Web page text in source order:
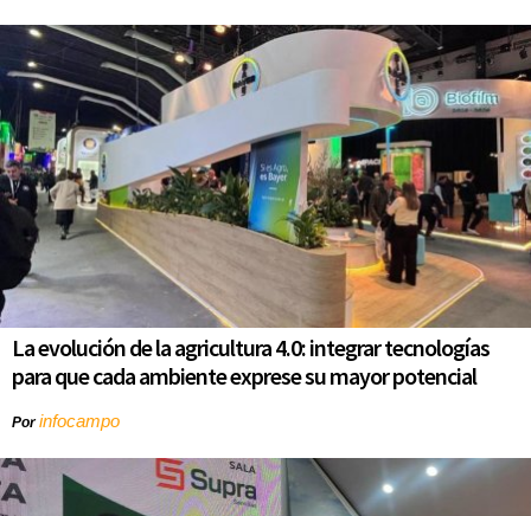
La evolución de la agricultura 4.0: integrar tecnologías
para que cada ambiente exprese su mayor potencial
Porinfocampo